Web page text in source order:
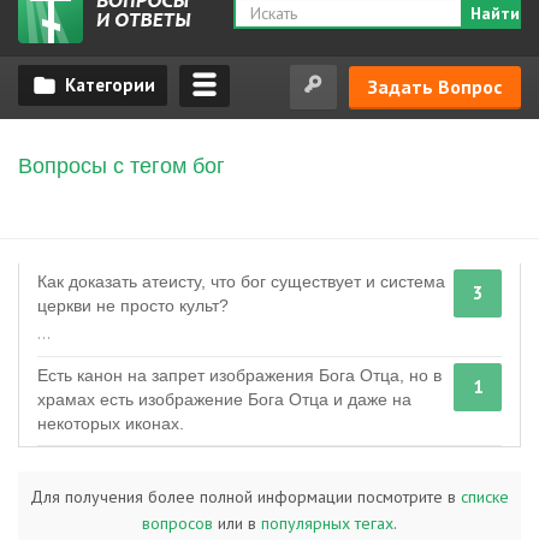
Найти
Задать Вопрос
Вопросы с тегом бог
3
Как доказать атеисту, что бог существует и система
церкви не просто культ?
...
1
Есть канон на запрет изображения Бога Отца, но в
храмах есть изображение Бога Отца и даже на
некоторых иконах.
Для получения более полной информации посмотрите в списке
вопросов или в популярных тегах.